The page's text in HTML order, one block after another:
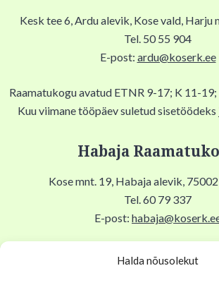
Halda nõusolekut
Kesk tee 6, Ardu alevik, Kose vald, Harju
Tel. 50 55 904
E-post: ardu@koserk.ee
Raamatukogu avatud ETNR 9-17; K 11-
Kuu viimane tööpäev suletud sisetöödeks
Habaja
Kose mnt. 19, Habaja alevik,
Tel. 60 79 337
E-post:
Raamatukogu avatud N,R 9-17, T 11-19,